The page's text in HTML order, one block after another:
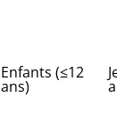
Enfants (≤12
ans)